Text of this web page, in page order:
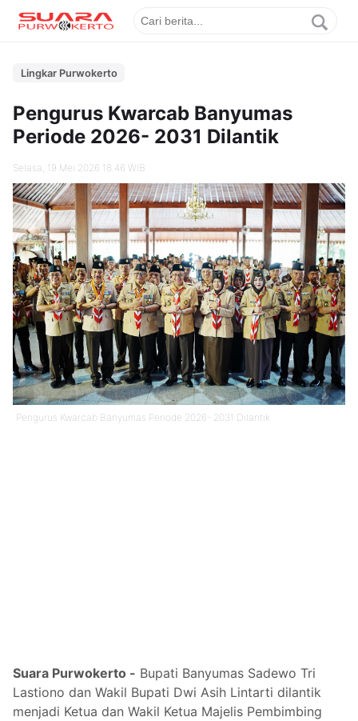
Lingkar Purwokerto
Pengurus Kwarcab Banyumas
Periode 2026- 2031 Dilantik
Selasa, 19 Mei 2026 18.46 WIB
Pengurus Kwarcab Banyumas Periode 2026- 2031 Dilantik
Suara Purwokerto - Bupati Banyumas Sadewo Tri
Lastiono dan Wakil Bupati Dwi Asih Lintarti dilantik
menjadi Ketua dan Wakil Ketua Majelis Pembimbing